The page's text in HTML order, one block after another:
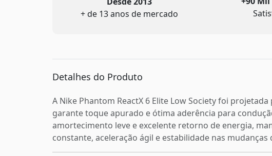
+ de 13 anos de mercado
Detalhes do Produto
A Nike Phantom ReactX 6 Elite Low Society foi
garante toque apurado e ótima aderência para
amortecimento leve e excelente retorno de energia,
constante, aceleração ágil e estabilidade nas